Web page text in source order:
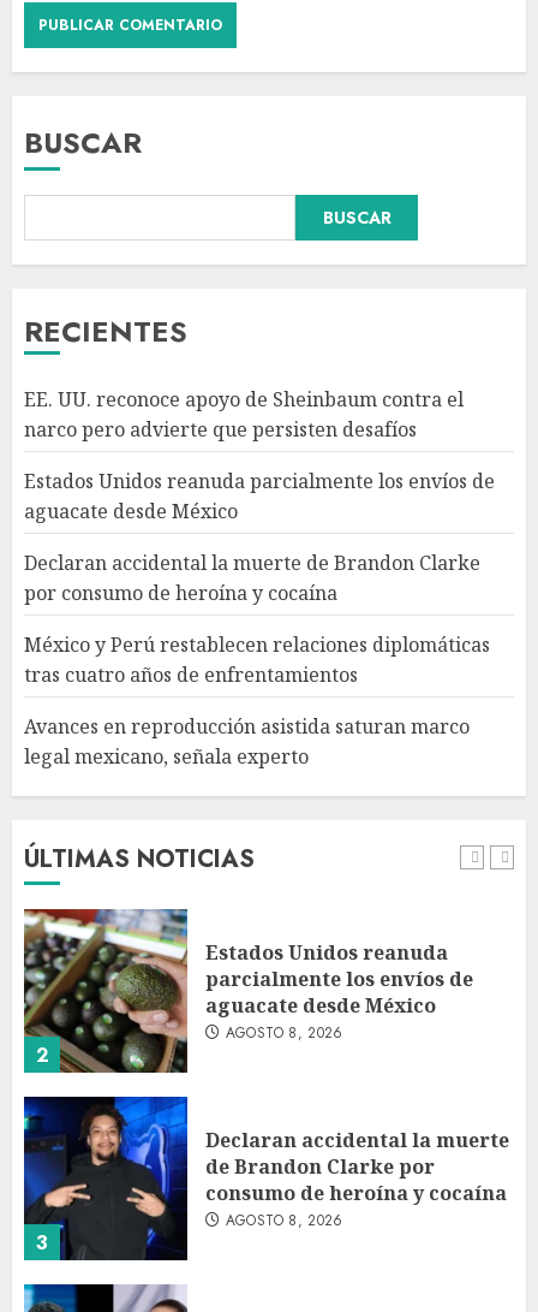
BUSCAR
BUSCAR
RECIENTES
EE. UU. reconoce apoyo de Sheinbaum contra el
narco pero advierte que persisten desafíos
Estados Unidos reanuda parcialmente los envíos de
aguacate desde México
Declaran accidental la muerte de Brandon Clarke
por consumo de heroína y cocaína
México y Perú restablecen relaciones diplomáticas
tras cuatro años de enfrentamientos
Avances en reproducción asistida saturan marco
legal mexicano, señala experto
ÚLTIMAS NOTICIAS
Declaran accidental la muerte
de Brandon Clarke por
4
relaciones diplomáticas tras
cuatro años de
enfrentamientos
AGOSTO 8, 2026
5
Avances en reproducción
asistida saturan marco legal
mexicano, señala experto
AGOSTO 8, 2026
1
EE. UU. reconoce apoyo de
AGOSTO 8, 2026
2
Estados Unidos reanuda
parcialmente los envíos de
aguacate desde México
AGOSTO 8, 2026
3
Declaran accidental la muerte
de Brandon Clarke por
consumo de heroína y cocaína
AGOSTO 8, 2026